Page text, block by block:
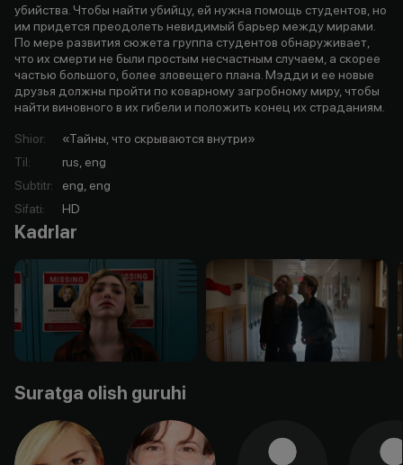
убийства. Чтобы найти убийцу, ей нужна помощь студентов, но
им придется преодолеть невидимый барьер между мирами.
По мере развития сюжета группа студентов обнаруживает,
что их смерти не были простым несчастным случаем, а скорее
частью большого, более зловещего плана. Мэдди и ее новые
друзья должны пройти по коварному загробному миру, чтобы
найти виновного в их гибели и положить конец их страданиям.
Shior:
«Тайны, что скрываются внутри»
Til:
rus, eng
Subtitr:
eng, eng
Sifati: HD
Kadrlar
Suratga olish guruhi